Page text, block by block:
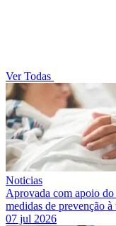
Ver Todas
Noticias
Aprovada com apoio
medidas de prevenção
07 jul 2026